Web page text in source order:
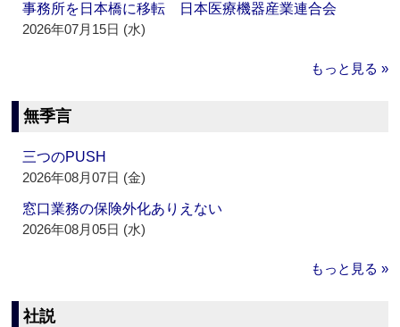
事務所を日本橋に移転 日本医療機器産業連合会
2026年07月15日 (水)
もっと見る »
無季言
三つのPUSH
2026年08月07日 (金)
窓口業務の保険外化ありえない
2026年08月05日 (水)
もっと見る »
社説